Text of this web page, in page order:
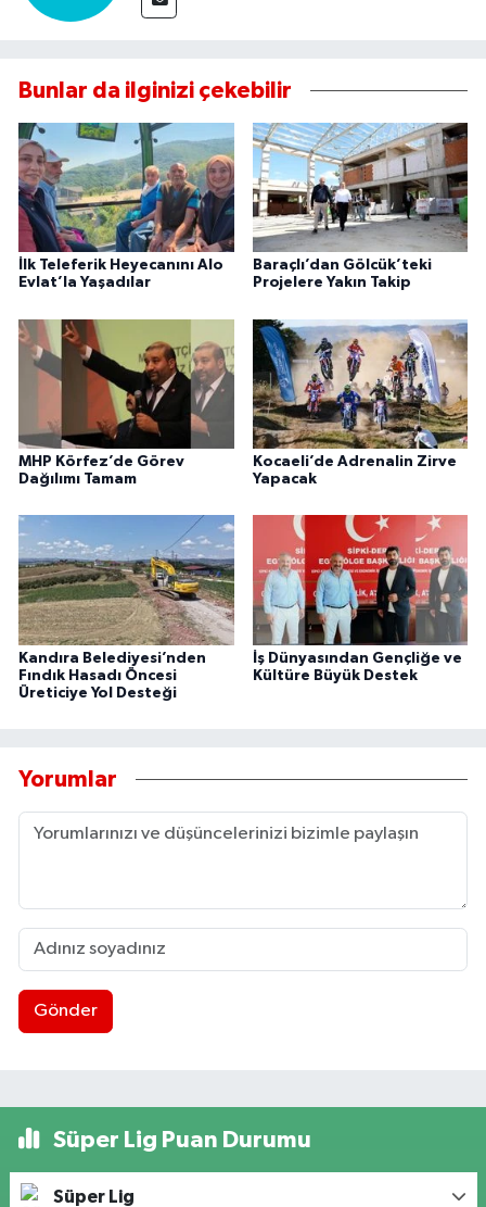
Bunlar da ilginizi çekebilir
İlk Teleferik Heyecanını Alo
Evlat’la Yaşadılar
Baraçlı’dan Gölcük’teki
Projelere Yakın Takip
MHP Körfez’de Görev
Dağılımı Tamam
Kocaeli’de Adrenalin Zirve
Yapacak
Kandıra Belediyesi’nden
Fındık Hasadı Öncesi
Üreticiye Yol Desteği
İş Dünyasından Gençliğe ve
Kültüre Büyük Destek
Yorumlar
Gönder
Süper Lig Puan Durumu
Süper Lig